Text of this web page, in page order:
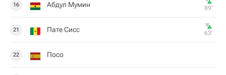
16 Абдул Мумин 89‎’‎
21 Пате Сисс 63‎’‎
22 Посо